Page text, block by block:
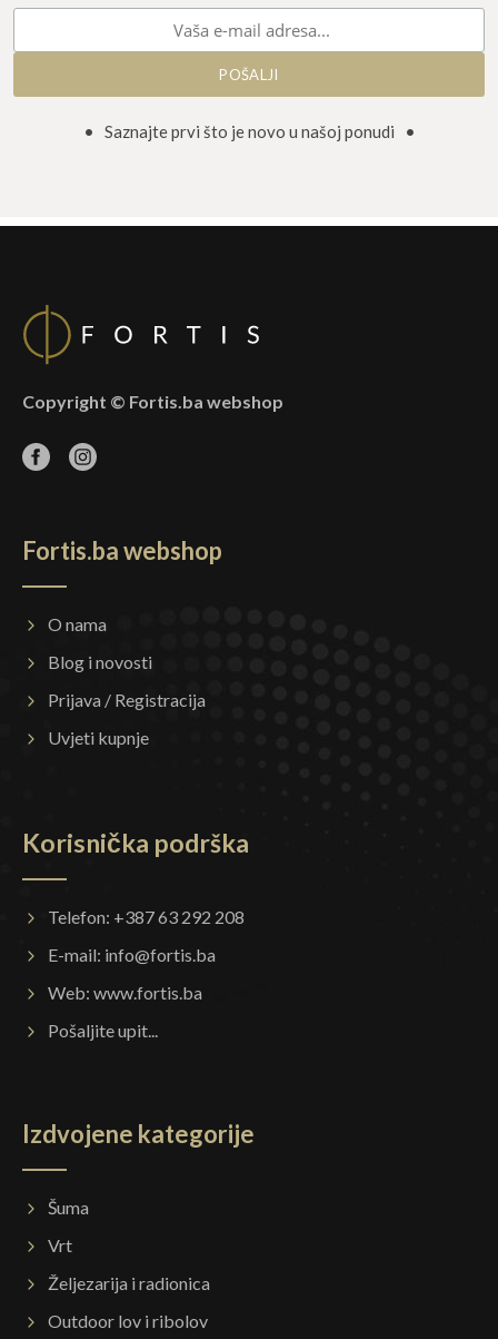
• Saznajte prvi što je novo u našoj ponudi •
Copyright © Fortis.ba webshop
Fortis.ba webshop
O nama
Blog i novosti
Prijava / Registracija
Uvjeti kupnje
Korisnička podrška
Telefon: +387 63 292 208
E-mail: info@fortis.ba
Web: www.fortis.ba
Pošaljite upit...
Izdvojene kategorije
Šuma
Vrt
Željezarija i radionica
Outdoor lov i ribolov